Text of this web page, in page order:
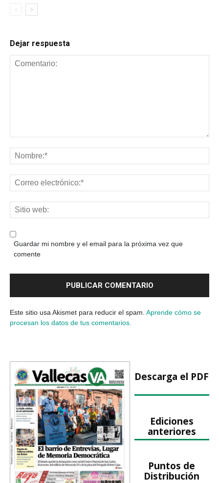
Dejar respuesta
Guardar mi nombre y el email para la próxima vez que
comente
Este sitio usa Akismet para reducir el spam. Aprende cómo se
procesan los datos de tus comentarios.
Descarga el PDF
Ediciones
anteriores
Puntos de
Distribución